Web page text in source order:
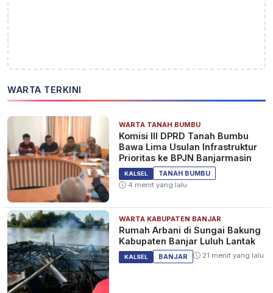
WARTA TERKINI
WARTA TANAH BUMBU
Komisi III DPRD Tanah Bumbu
Bawa Lima Usulan Infrastruktur
Prioritas ke BPJN Banjarmasin
KALSEL
TANAH BUMBU
4 menit yang lalu
WARTA KABUPATEN BANJAR
Rumah Arbani di Sungai Bakung
Kabupaten Banjar Luluh Lantak
KALSEL BANJAR 21 menit yang lalu